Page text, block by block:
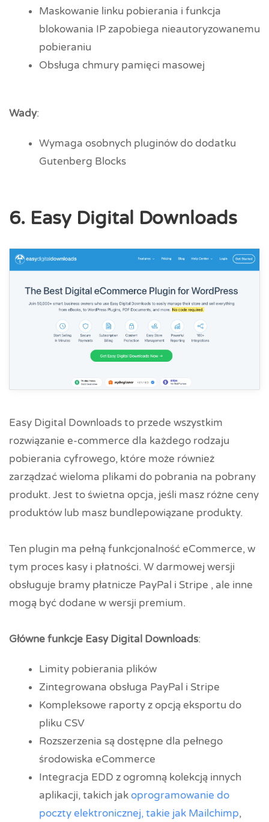
Maskowanie linku pobierania i funkcja
blokowania IP zapobiega nieautoryzowanemu
pobieraniu
Obsługa chmury pamięci masowej
Wady:
Wymaga osobnych pluginów do dodatku
Gutenberg Blocks
6. Easy Digital Downloads
Easy Digital Downloads to przede wszystkim
rozwiązanie e-commerce dla każdego rodzaju
pobierania cyfrowego, które może również
zarządzać wieloma plikami do pobrania na pobrany
produkt. Jest to świetna opcja, jeśli masz różne ceny
produktów lub masz bundlepowiązane produkty.
Ten plugin ma pełną funkcjonalność eCommerce, w
tym proces kasy i płatności. W darmowej wersji
obsługuje bramy płatnicze PayPal i Stripe , ale inne
mogą być dodane w wersji premium.
Główne funkcje Easy Digital Downloads:
Limity pobierania plików
Zintegrowana obsługa PayPal i Stripe
Kompleksowe raporty z opcją eksportu do
pliku CSV
Rozszerzenia są dostępne dla pełnego
środowiska eCommerce
Integracja EDD z ogromną kolekcją innych
aplikacji, takich jakoprogramowanie do
poczty elektronicznej, takie jak Mailchimp,